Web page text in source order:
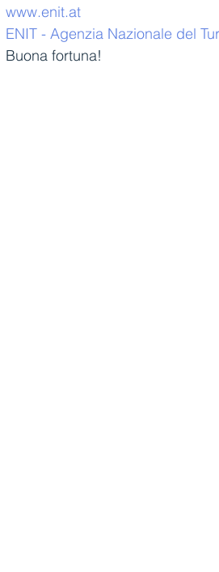
www.enit.at
ENIT - Agenzia Nazionale del
Buona fortuna!